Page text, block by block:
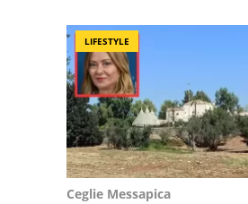
LIFESTYLE
Ceglie Messapica